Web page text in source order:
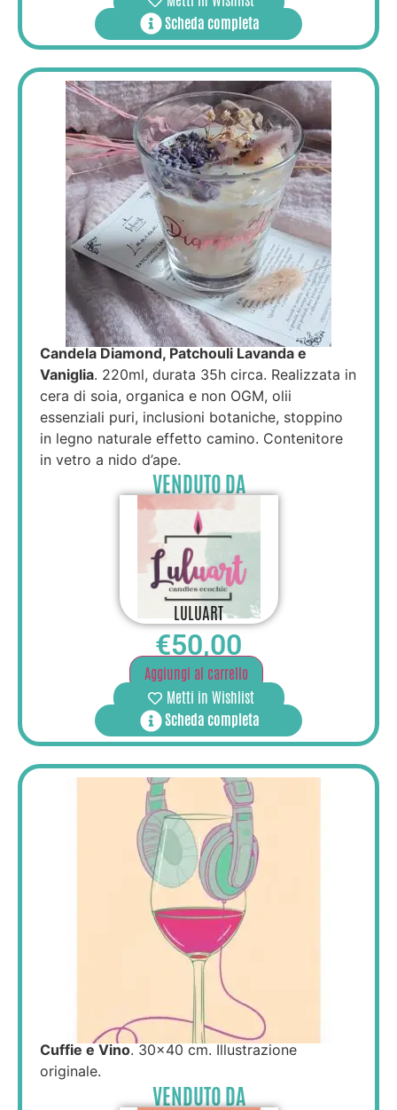
Scheda completa
Candela Diamond, Patchouli Lavanda e
Vaniglia. 220ml, durata 35h circa. Realizzata in
cera di soia, organica e non OGM, olii
essenziali puri, inclusioni botaniche, stoppino
in legno naturale effetto camino. Contenitore
in vetro a nido d’ape.
VENDUTO DA
LULUART
€50,00
Aggiungi al carrello
Metti in Wishlist
Scheda completa
Cuffie e Vino. 30×40 cm. Illustrazione
originale.
VENDUTO DA